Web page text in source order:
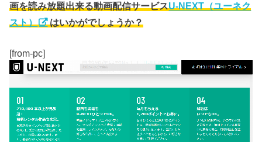
画を読み放題出来る動画配信サービスU-NEXT（ユーネク
スト）
はいかがでしょうか？
[from-pc]